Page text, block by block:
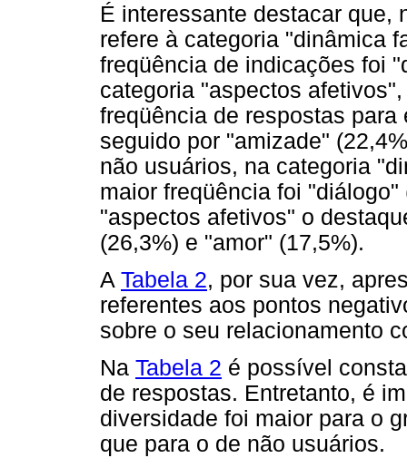
É interessante destacar que,
refere à categoria "dinâmica
freqüência de indicações foi
categoria "aspectos
freqüência de respostas
seguido por "amizade"
não usuários, na categoria
maior freqüência foi
"aspectos afetivos" o
(26,3%) e "amor" (17,5%).
A Tabela 2, por sua vez,
referentes aos pontos
sobre o seu relacionamento
Na Tabela 2 é possível
de respostas. Entretanto, é
diversidade foi maior para o
que para o de não usuários.